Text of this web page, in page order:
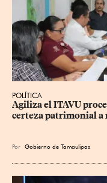
POLÍTICA
Agiliza el ITAVU
certeza patrimonial a
Por Gobierno de Tamaulipas